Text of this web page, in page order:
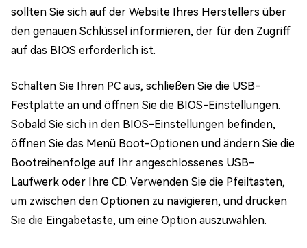
sollten Sie sich auf der Website Ihres Herstellers über
den genauen Schlüssel informieren, der für den Zugriff
auf das BIOS erforderlich ist.
Schalten Sie Ihren PC aus, schließen Sie die USB-
Festplatte an und öffnen Sie die BIOS-Einstellungen.
Sobald Sie sich in den BIOS-Einstellungen befinden,
öffnen Sie das Menü Boot-Optionen und ändern Sie die
Bootreihenfolge auf Ihr angeschlossenes USB-
Laufwerk oder Ihre CD. Verwenden Sie die Pfeiltasten,
um zwischen den Optionen zu navigieren, und drücken
Sie die Eingabetaste, um eine Option auszuwählen.